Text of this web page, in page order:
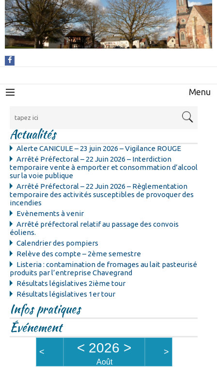
Menu
Actualités
Alerte CANICULE – 23 juin 2026 – Vigilance ROUGE
Arrêté Préfectoral – 22 Juin 2026 – Interdiction
temporaire vente à emporter et consommation d’alcool
sur la voie publique
Arrêté Préfectoral – 22 Juin 2026 – Règlementation
temporaire des activités susceptibles de provoquer des
incendies
Evènements à venir
Arrêté préfectoral relatif au passage des convois
éoliens.
Calendrier des pompiers
Relève des compte – 2ème semestre
Listeria : contamination de fromages au lait pasteurisé
produits par l’entreprise Chavegrand
Résultats législatives 2ième tour
Résultats législatives 1er tour
Infos pratiques
Événement
< < 2026 >
Août
>